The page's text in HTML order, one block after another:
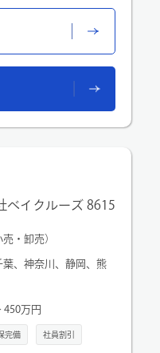
あります。
方」
にチャレンジしてみた
経験を積み成長でき
の方も大歓迎！
アイディアを高く評
ベイクルーズ 8615
・卸売）
、神奈川、静岡、熊
450万円
完備 社員割引